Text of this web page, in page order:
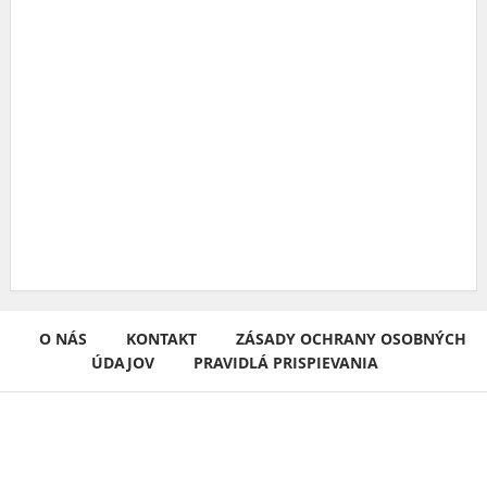
O NÁS KONTAKT
ZÁSADY OCHRANY OSOBNÝCH
ÚDAJOV
PRAVIDLÁ PRISPIEVANIA